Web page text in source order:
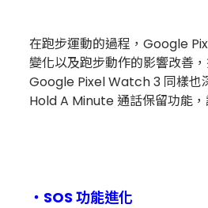
在跑步運動的過程，Google
變化以及跑步動作的影響改善
Google Pixel Watch 3 同樣也
Hold A Minute 通話保留功能
・SOS 功能進化